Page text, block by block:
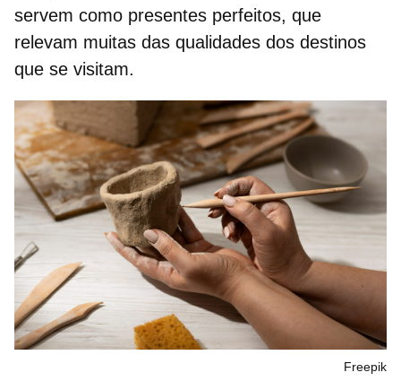
servem como presentes perfeitos, que
relevam muitas das qualidades dos destinos
que se visitam.
Freepik